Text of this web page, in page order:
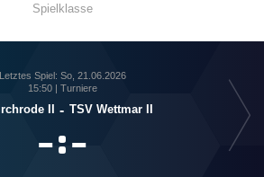
Spielklasse
Letztes Spiel: So, 21.06.2026
15:50 | Turniere
II - TSV Wettmar II
: